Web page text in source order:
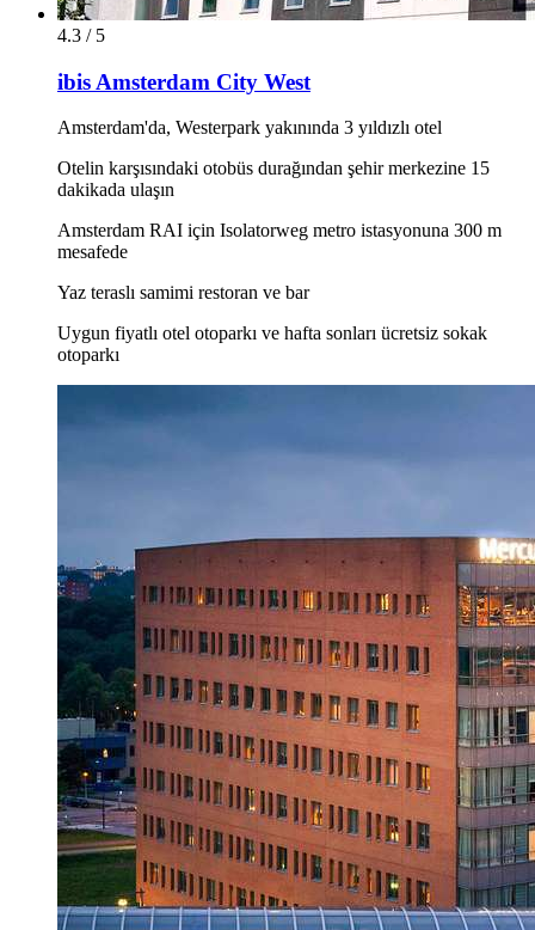
4.3 / 5
ibis Amsterdam City West
Amsterdam'da, Westerpark yakınında 3 yıldızlı otel
Otelin karşısındaki otobüs durağından şehir merkezine 15
dakikada ulaşın
Amsterdam RAI için Isolatorweg metro istasyonuna 300 m
mesafede
Yaz teraslı samimi restoran ve bar
Uygun fiyatlı otel otoparkı ve hafta sonları ücretsiz sokak
otoparkı